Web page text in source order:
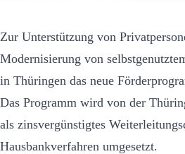
Zur Unterstützung von
Modernisierung von
in Thüringen das neue
Das Programm wird von der
als zinsvergünstigtes
Hausbankverfahren umgesetzt.